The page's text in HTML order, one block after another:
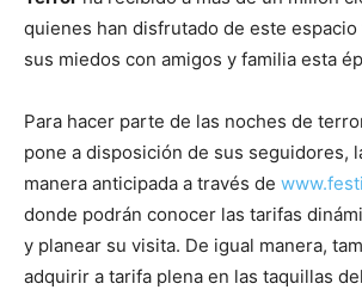
quienes han disfrutado de este
sus miedos con amigos y familia esta
Para hacer parte de las noches de
pone a disposición de sus seguidores,
manera anticipada a través de
donde podrán conocer las tarifas
y planear su visita. De igual manera,
adquirir a tarifa plena en las taquillas